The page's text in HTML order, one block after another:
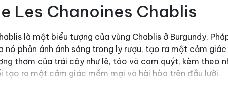
Les Chanoines Chablis
là một biểu tượng của vùng Chablis ở Burgundy,
nó phản ánh ánh sáng trong ly rượu, tạo ra một cảm
thơm của trái cây như lê, táo và cam quýt, kèm theo
tạo ra một cảm giác mềm mại và hài hòa trên đầu lưỡi.
Les Chanoines Chablis là sự lựa chọn hoàn hảo cho